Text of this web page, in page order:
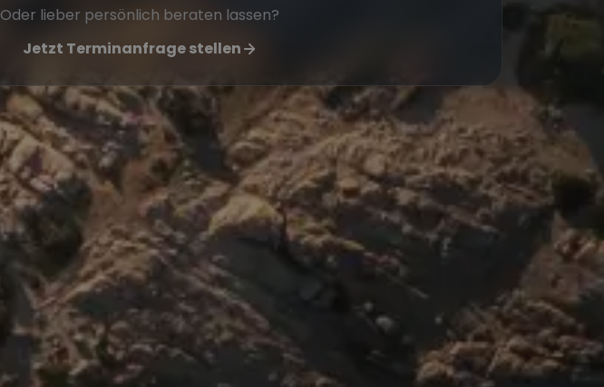
Oder lieber persönlich beraten lassen?
Jetzt Terminanfrage stellen